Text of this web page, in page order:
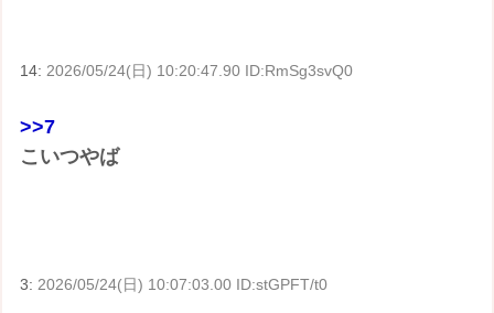
14: 2026/05/24(日) 10:20:47.90 ID:RmSg3svQ0
>>7
こいつやば
3:2026/05/24(日) 10:07:03.00 ID:stGPFT/t0